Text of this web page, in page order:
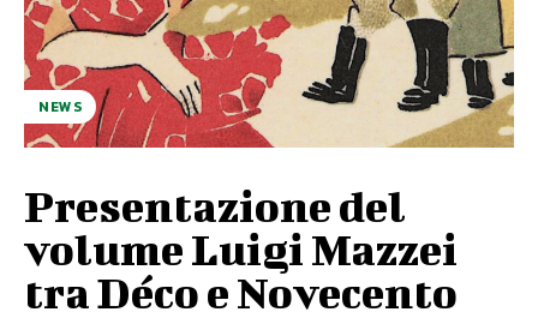
NEWS
Presentazione del
volume Luigi Mazzei
tra Déco e Novecento